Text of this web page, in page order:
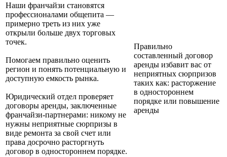
Наши франчайзи становятся
профессионалами общепита —
примерно треть из них уже
открыли больше двух торговых
точек.
Помогаем правильно оценить
регион и понять потенциальную и
доступную емкость рынка.
Юридический отдел проверяет
договоры аренды, заключенные
франчайзи-партнерами: никому не
нужны неприятные сюрпризы в
виде ремонта за свой счет или
права досрочно расторгнуть
договор в одностороннем порядке.
Правильно
составленный договор
аренды избавит вас от
неприятных сюрпризов
таких как: расторжение
в одностороннем
порядке или повышение
аренды